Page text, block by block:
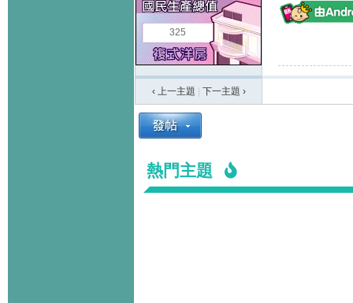
325
‹ 上一主題 下一主題 ›
熱門主題